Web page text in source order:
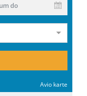
do
Avio karte